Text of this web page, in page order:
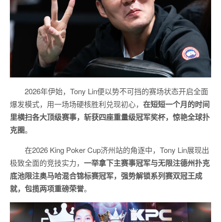
2026年伊始，Tony Lin便以势不可挡的赛场状态开启全面
爆发模式，用一场场硬核胜利兑现初心， 在短短一个月的时间
里横扫各大顶级赛事，斩获四座重量级冠军奖杯，惊艳全球扑
克圈。
在2026 King Poker Cup济州站的角逐中，Tony Lin展现出
极致全面的竞技实力， 一举拿下主赛事冠军与无限注德州扑克
底池限注奥马哈混合锦标赛冠军，强势解锁系列赛双冠王成
就，包揽两项重磅荣誉。